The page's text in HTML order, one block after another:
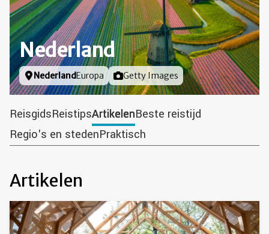
Nederland
Locatie
Nederland Europa Foto door
Getty Images
ReisgidsReistipsArtikelenBeste reistijd
Regio's en stedenPraktisch
Artikelen